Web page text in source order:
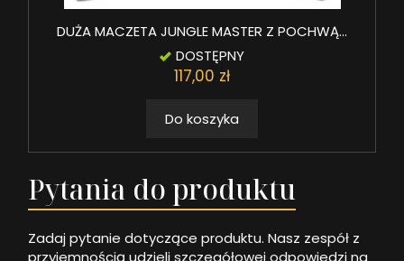
DUŻA MACZETA JUNGLE MASTER Z POCHWĄ...
DOSTĘPNY
117,00 zł
Do koszyka
Pytania do produktu
Zadaj pytanie dotyczące produktu. Nasz zespół z
przyjemnością udzieli szczegółowej odpowiedzi na